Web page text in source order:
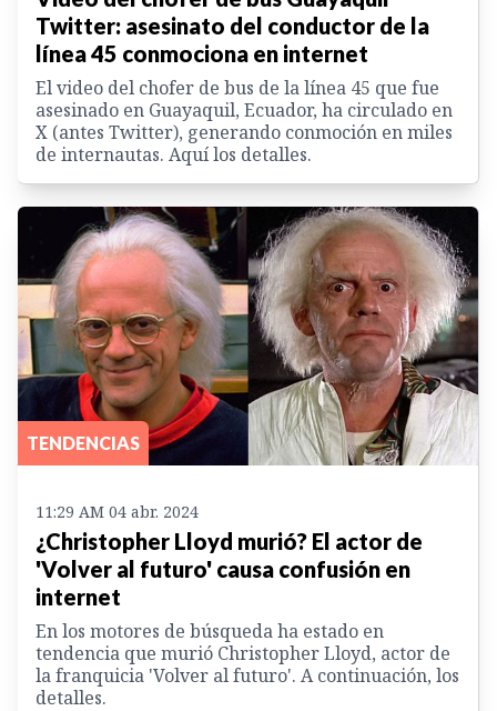
Twitter: asesinato del conductor de la
línea 45 conmociona en internet
El video del chofer de bus de la línea 45 que fue
asesinado en Guayaquil, Ecuador, ha circulado en
X (antes Twitter), generando conmoción en miles
de internautas. Aquí los detalles.
TENDENCIAS
11:29 AM 04 abr. 2024
¿Christopher Lloyd murió? El actor de
'Volver al futuro' causa confusión en
internet
En los motores de búsqueda ha estado en
tendencia que murió Christopher Lloyd, actor de
la franquicia 'Volver al futuro'. A continuación, los
detalles.